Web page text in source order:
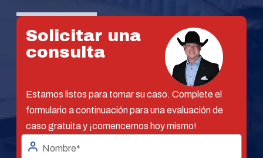
Solicitar una
consulta
Estamos listos para tomar su caso. Complete el
formulario a continuación para una evaluación de
caso gratuita y ¡comencemos hoy mismo!